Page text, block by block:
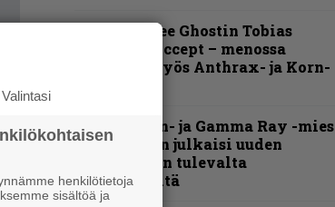
Näin lähtee Ghostin Tobias
Forgelta Accept – menossa
mukana myös Anthrax- ja Korn-
Helloween- ja Gamma Ray -mies
Kai Hansen julkaisi uuden
maistiaisen tulevalta
soololevyltä
Valintasi
henkilötietoja
sisältöä ja